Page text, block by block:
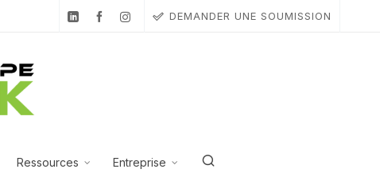
DEMANDER UNE SOUMISSION
Ressources Entreprise